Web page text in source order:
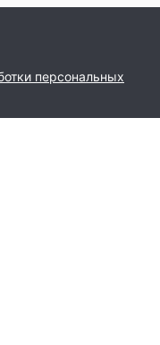
персональных